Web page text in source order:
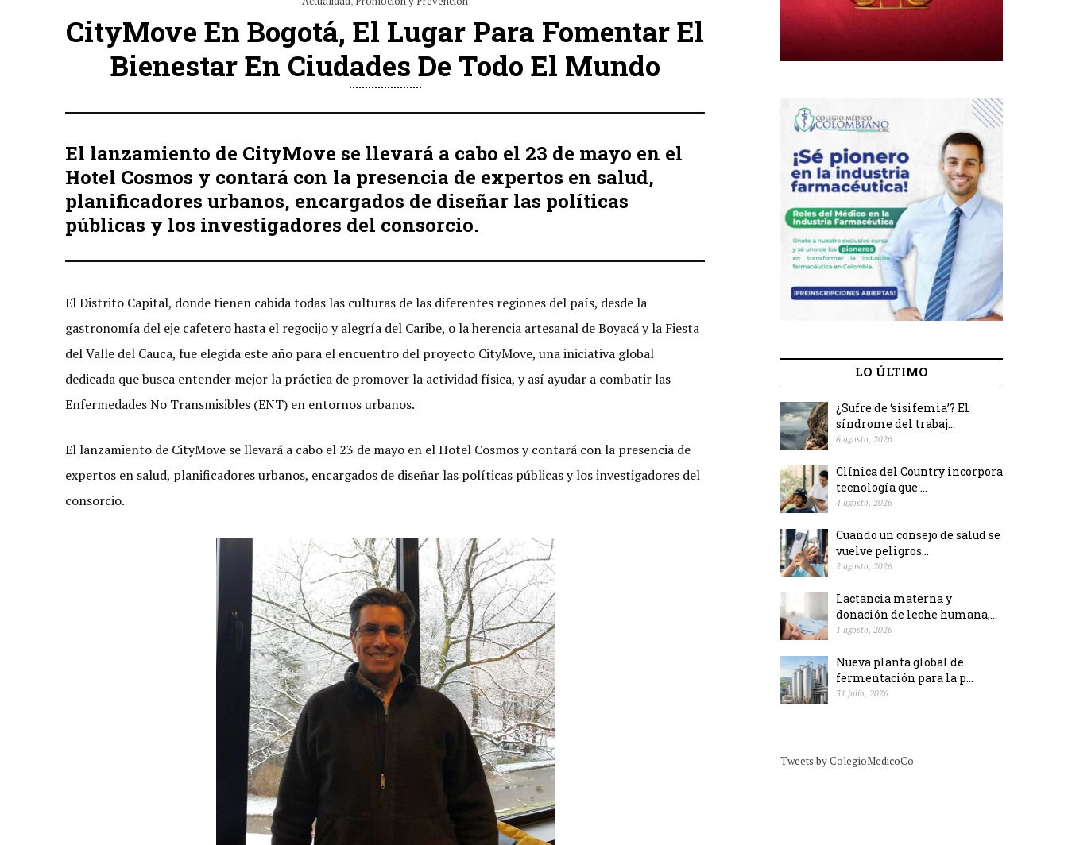
CityMove En Bogotá, El Lugar Para Fomentar El
Bienestar En Ciudades De Todo El Mundo
El lanzamiento de CityMove se llevará a cabo el 23 de mayo en el
Hotel Cosmos y contará con la presencia de expertos en salud,
planificadores urbanos, encargados de diseñar las políticas
públicas y los investigadores del consorcio.
El Distrito Capital, donde tienen cabida todas las culturas de las diferentes regiones del país, desde la
gastronomía del eje cafetero hasta el regocijo y alegría del Caribe, o la herencia artesanal de Boyacá y la Fiesta
del Valle del Cauca, fue elegida este año para el encuentro del proyecto CityMove, una iniciativa global
dedicada que busca entender mejor la práctica de promover la actividad física, y así ayudar a combatir las
Enfermedades No Transmisibles (ENT) en entornos urbanos.
El lanzamiento de CityMove se llevará a cabo el 23 de mayo en el Hotel Cosmos y contará con la presencia de
expertos en salud, planificadores urbanos, encargados de diseñar las políticas públicas y los investigadores del
consorcio.
LO ÚLTIMO
¿Sufre de ‘sisifemia’? El
síndrome del trabaj...
6 agosto, 2026
Clínica del Country incorpora
tecnología que ...
4 agosto, 2026
Cuando un consejo de salud se
vuelve peligros...
2 agosto, 2026
Lactancia materna y
donación de leche humana,...
1 agosto, 2026
Nueva planta global de
fermentación para la p...
31 julio, 2026
Tweets by ColegioMedicoCo